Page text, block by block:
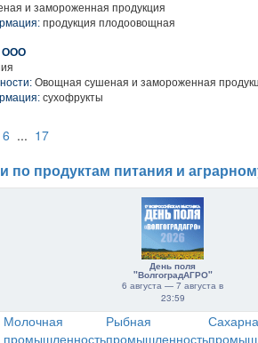
и замороженная продукция
продукция плодоовощная
ООО
Овощная сушеная и замороженная
сухофрукты
6 ... 17
по продуктам питания и
День поля
"ВолгоградАГРО"
6 августа — 7 августа в
23:59
Молочная
промышленность
Рыбная
промышленность